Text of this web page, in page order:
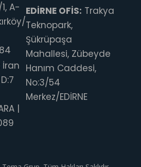
A-
İran
|
EDİRNE OFİS: Trakya
Teknopark,
Şükrüpaşa
Mahallesi, Zübeyde
Hanım Caddesi,
No:3/54
Merkez/EDİRNE